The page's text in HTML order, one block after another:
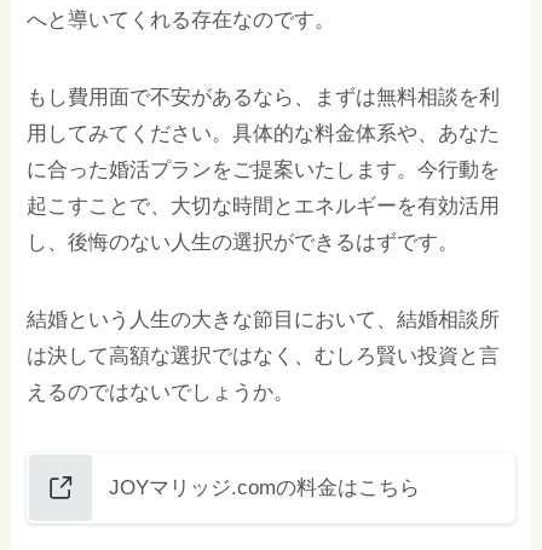
へと導いてくれる存在なのです。
もし費用面で不安があるなら、まずは無料相談を利
用してみてください。具体的な料金体系や、あなた
に合った婚活プランをご提案いたします。今行動を
起こすことで、大切な時間とエネルギーを有効活用
し、後悔のない人生の選択ができるはずです。
結婚という人生の大きな節目において、結婚相談所
は決して高額な選択ではなく、むしろ賢い投資と言
えるのではないでしょうか。
JOYマリッジ.comの料金はこちら